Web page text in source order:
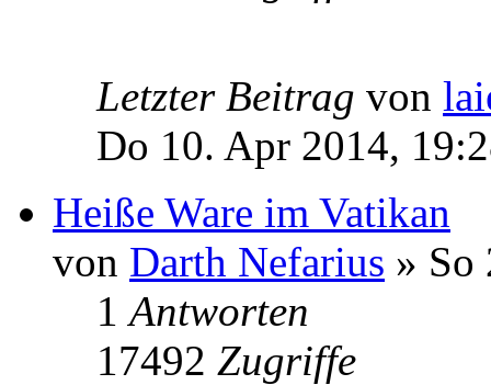
Letzter Beitrag von
Do 10. Apr 2014,
Heiße Ware im Vatikan
von Darth Nefarius » So
1Antworten
17492 Zugriffe